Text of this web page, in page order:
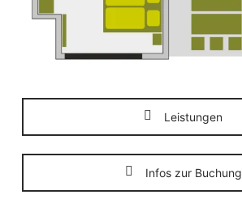
Leistungen
Infos zur Buchung